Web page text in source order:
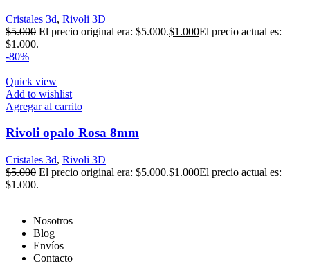
Cristales 3d, Rivoli 3D
$5.000 El precio original era: $5.000.$1.000El precio actual es:
$1.000.
-80%
Quick view
Add to wishlist
Agregar al carrito
Rivoli opalo Rosa 8mm
Cristales 3d, Rivoli 3D
$5.000 El precio original era: $5.000.$1.000El precio actual es:
$1.000.
Nosotros
Blog
Envíos
Contacto